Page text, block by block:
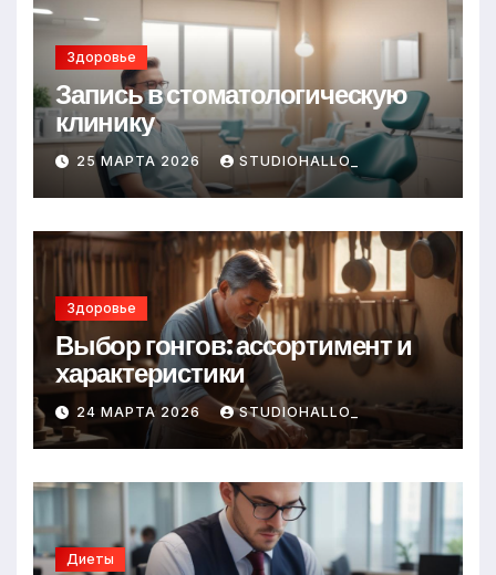
Здоровье
Запись в стоматологическую
клинику
25 МАРТА 2026 STUDIOHALLO_
Здоровье
Выбор гонгов: ассортимент и
характеристики
24 МАРТА 2026 STUDIOHALLO_
Диеты